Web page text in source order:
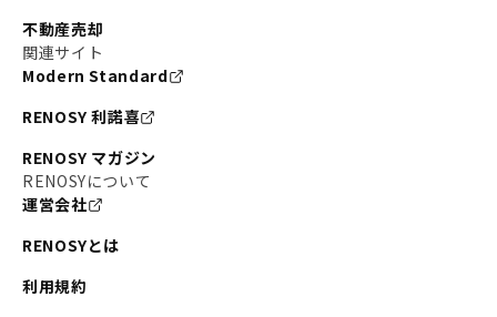
不動産売却
関連サイト
Modern Standard
RENOSY 利諾喜
RENOSY マガジン
RENOSYについて
運営会社
RENOSYとは
利用規約